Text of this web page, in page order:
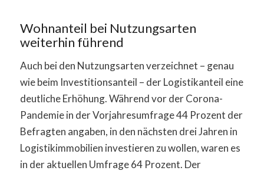
Wohnanteil bei Nutzungsarten
weiterhin führend
Auch bei den Nutzungsarten verzeichnet – genau
wie beim Investitionsanteil – der Logistikanteil eine
deutliche Erhöhung. Während vor der Corona-
Pandemie in der Vorjahresumfrage 44 Prozent der
Befragten angaben, in den nächsten drei Jahren in
Logistikimmobilien investieren zu wollen, waren es
in der aktuellen Umfrage 64 Prozent. Der